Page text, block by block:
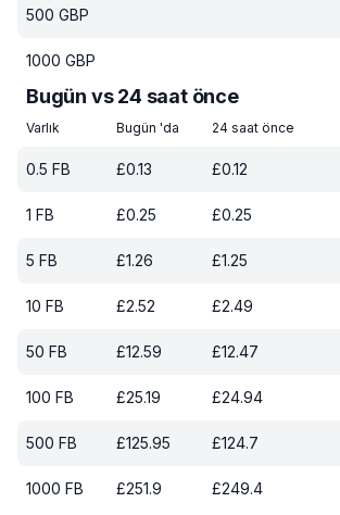
500 GBP
1000 GBP
Bugün vs 24 saat önce
Varlık Bugün 'da 24 saat önce
0.5 FB £0.13 £0.12
1 FB £0.25 £0.25
5 FB £1.26 £1.25
10 FB £2.52 £2.49
50 FB £12.59 £12.47
100 FB £25.19 £24.94
500 FB £125.95 £124.7
1000 FB £251.9 £249.4